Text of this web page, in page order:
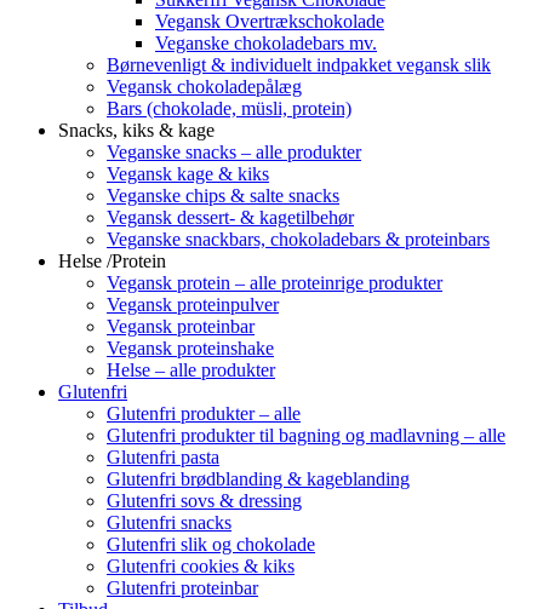
Vegansk Overtrækschokolade
Veganske chokoladebars mv.
Børnevenligt & individuelt indpakket vegansk slik
Vegansk chokoladepålæg
Bars (chokolade, müsli, protein)
Snacks, kiks & kage
Veganske snacks – alle produkter
Vegansk kage & kiks
Veganske chips & salte snacks
Vegansk dessert- & kagetilbehør
Veganske snackbars, chokoladebars & proteinbars
Helse /Protein
Vegansk protein – alle proteinrige produkter
Vegansk proteinpulver
Vegansk proteinbar
Vegansk proteinshake
Helse – alle produkter
Glutenfri
Glutenfri produkter – alle
Glutenfri produkter til bagning og madlavning – alle
Glutenfri pasta
Glutenfri brødblanding & kageblanding
Glutenfri sovs & dressing
Glutenfri snacks
Glutenfri slik og chokolade
Glutenfri cookies & kiks
Glutenfri proteinbar